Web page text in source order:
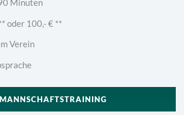
Minuten
oder 100,- € **
Verein
MANNSCHAFTSTRAINING